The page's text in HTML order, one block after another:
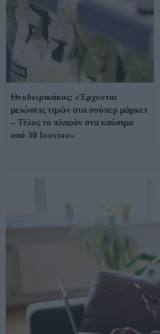
Θεοδωρικάκος: «Έρχονται
μειώσεις τιμών στα σούπερ μάρκετ
– Τέλος το πλαφόν στα καύσιμα
από 30 Ιουνίου»